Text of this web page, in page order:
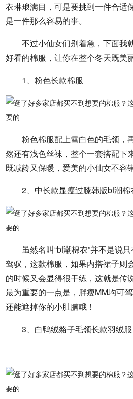
衣琳琅满目，可是要挑到一件合适
是一件那么容易的事。
不过小仙女们别着急，下面我
好看的棉服，让你在整个冬天既美
1、粉色长款棉服
粉色棉服配上雪白色的毛领，
然还有浅色丝袜，整个一套搭配下
既减龄又保暖，爱美的小仙女不容
2、中长款显瘦过膝韩版bf潮棉
虽然名叫“bf潮棉衣”并不是说
驾驭，这款棉服，如果内搭裙子则
的时候又会显得很干练，这就是传
最为重要的一点是，胖瘦MM均可
还能遮掉你的小肚腩哦！
3、白鸭绒貉子毛领长款羽绒服